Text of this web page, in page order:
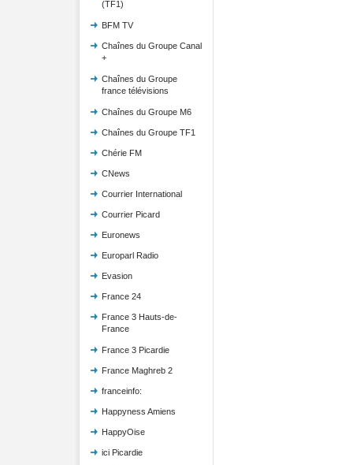
(TF1)
BFM TV
Chaînes du Groupe Canal
+
Chaînes du Groupe
france télévisions
Chaînes du Groupe M6
Chaînes du Groupe TF1
Chérie FM
CNews
Courrier International
Courrier Picard
Euronews
Europarl Radio
Evasion
France 24
France 3 Hauts-de-
France
France 3 Picardie
France Maghreb 2
franceinfo:
Happyness Amiens
HappyOise
ici Picardie